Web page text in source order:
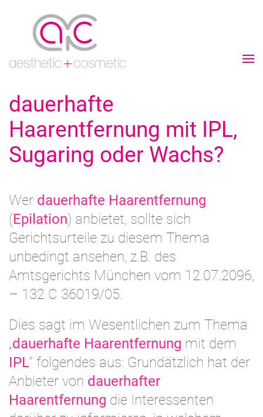
dauerhafte
Haarentfernung mit IPL,
Sugaring oder Wachs?
Wer dauerhafte Haarentfernung
(Epilation) anbietet, sollte sich
Gerichtsurteile zu diesem Thema
unbedingt ansehen, z.B. des
Amtsgerichts München vom 12.07.2096,
– 132 C 36019/05.
Dies sagt im Wesentlichen zum Thema
„dauerhafte Haarentfernung mit dem
IPL“ folgendes aus: Grundätzlich hat der
Anbieter von dauerhafter
Haarentfernung die Interessenten